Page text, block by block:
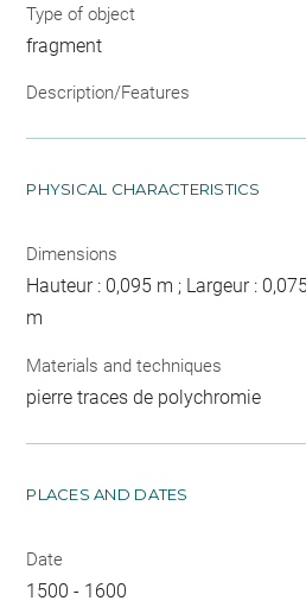
Type of object
fragment
Description/Features
PHYSICAL CHARACTERISTICS
Dimensions
Hauteur : 0,095 m ; Largeur :
m
Materials and techniques
pierre traces de polychromie
PLACES AND DATES
Date
1500 - 1600